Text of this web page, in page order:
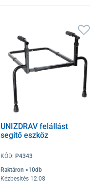
UNIZDRAV felállást
segítő eszköz
KÓD:P4343
Raktáron >10db
Kézbesítés 12.08